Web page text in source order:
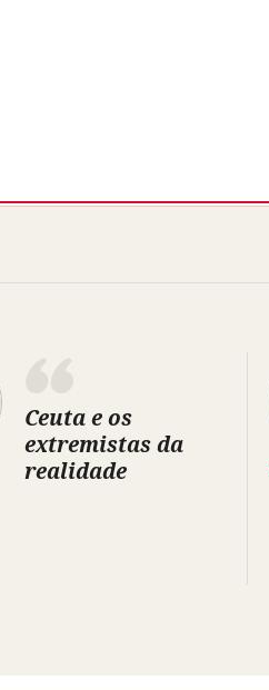
Ceuta e os
extremistas da
realidade